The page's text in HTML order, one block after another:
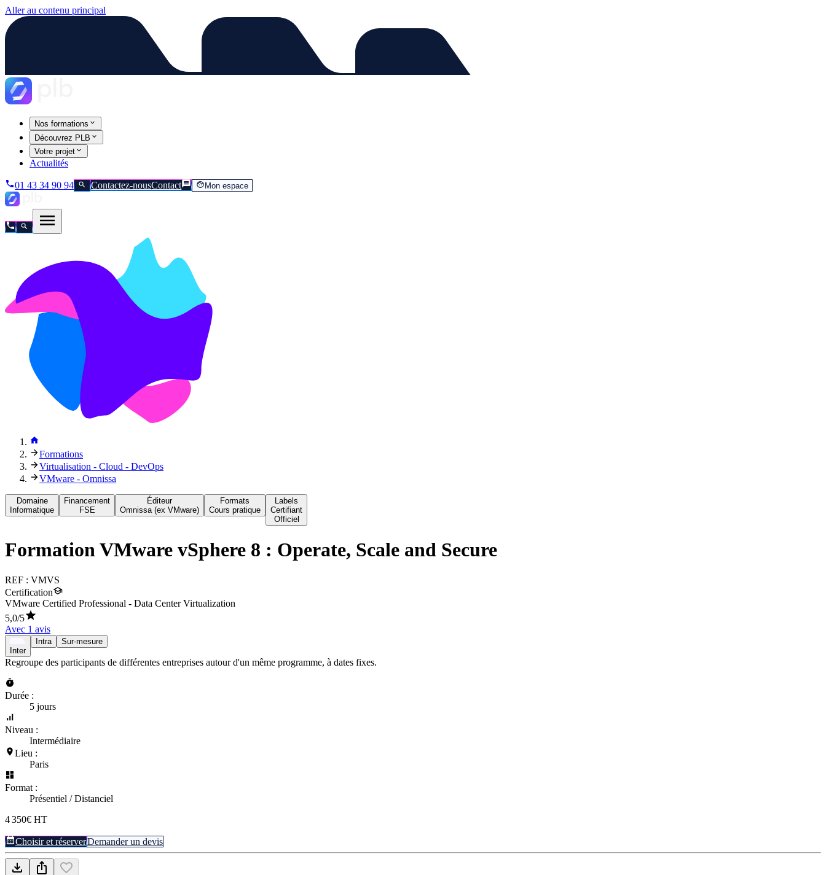
Aller au contenu principal
Nos formations
Découvrez PLB
Votre projet
Actualités
01 43 34 90 94 Contactez-nousContact Mon espace
Formations
Virtualisation - Cloud - DevOps
VMware - Omnissa
Domaine
Informatique
Financement
FSE
Éditeur
Omnissa (ex VMware)
Formats
Cours pratique
Labels
Certifiant
Officiel
Formation VMware vSphere 8 : Operate, Scale and Secure
REF : VMVS
Certification
VMware Certified Professional - Data Center Virtualization
5,0/5
Avec 1 avis
Inter
Intra Sur-mesure
Regroupe des participants de différentes entreprises autour d'un même programme, à dates fixes.
Durée :
5 jours
Niveau :
Intermédiaire
Lieu :
Paris
Format :
Présentiel / Distanciel
4 350€ HT
Choisir et réserverDemander un devis